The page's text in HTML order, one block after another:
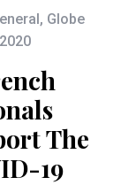
, Globe
The
19